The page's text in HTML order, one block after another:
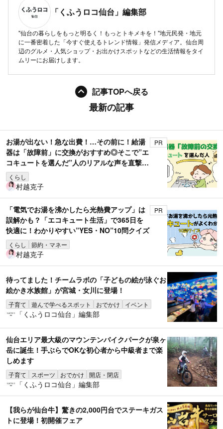
「くふうロコ仙台」編集部
"仙台の暮らしをもっと明るく！もっとトキメキを！"地元民発・地元
に一番密着した「今すぐ使えるトレンド情報」発信メディア。仙台周
辺のグルメ・人気ショップ・お出かけスポットなどの生活情報をタイ
ムリーにお届けします。
記事TOPへ戻る
最新の記事
お湯が出ない！急な出費！…その前に！給湯
器は「故障前」に交換がおすすめ◎そこで”エ
コキュートを選んだ”人のリアルな声を直撃取
材！
くらし
PR
村越克子
「電気でお湯を沸かしたら光熱費アップ」は
誤解かも？「エコキュート生活」で365日を
快適に！わかりやすい”YES・NO”10問クイズ
くらし 節約・マネー
PR
村越克子
待ってました！チームラボの「子どもの絵が泳ぐお
絵かき水族館」が宮城・女川に登場！
子育て 遊んで学べるスポット おでかけ イベント
「くふうロコ仙台」編集部
仙台エリア最大級のマウンテンバイクパークが泉ヶ
岳に誕生！手ぶらでOKな初心者から中級者まで楽
しめます
子育て スポーツ おでかけ 開店・閉店
「くふうロコ仙台」編集部
【我らが仙台牛】驚きの2,000円台でステーキガス
トに登場！初開催フェア